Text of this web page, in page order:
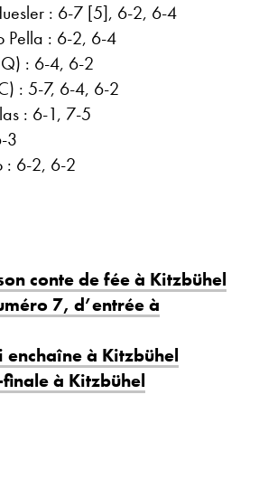
: 6-7 [5], 6-2, 6-4
Pella : 6-2, 6-4
: 6-4, 6-2
: 5-7, 6-4, 6-2
: 6-1, 7-5
3
: 6-2, 6-2
conte de fée à Kitzbühel
7, d’entrée à
à Kitzbühel
à Kitzbühel